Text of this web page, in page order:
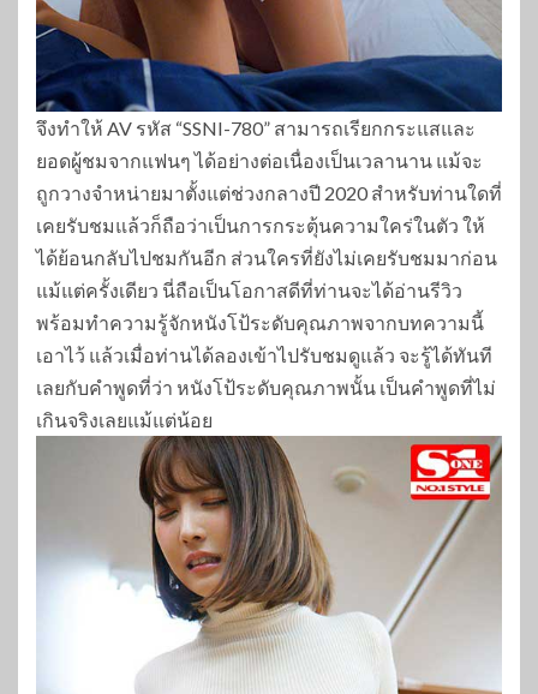
จึงทำให้ AV รหัส “SSNI-780” สามารถเรียกกระแสและ
ยอดผู้ชมจากแฟนๆ ได้อย่างต่อเนื่องเป็นเวลานาน แม้จะ
ถูกวางจำหน่ายมาตั้งแต่ช่วงกลางปี 2020 สำหรับท่านใดที่
เคยรับชมแล้วก็ถือว่าเป็นการกระตุ้นความใคร่ในตัว ให้
ได้ย้อนกลับไปชมกันอีก ส่วนใครที่ยังไม่เคยรับชมมาก่อน
แม้แต่ครั้งเดียว นี่ถือเป็นโอกาสดีที่ท่านจะได้อ่านรีวิว
พร้อมทำความรู้จักหนังโป้ระดับคุณภาพจากบทความนี้
เอาไว้ แล้วเมื่อท่านได้ลองเข้าไปรับชมดูแล้ว จะรู้ได้ทันที
เลยกับคำพูดที่ว่า หนังโป้ระดับคุณภาพนั้น เป็นคำพูดที่ไม่
เกินจริงเลยแม้แต่น้อย